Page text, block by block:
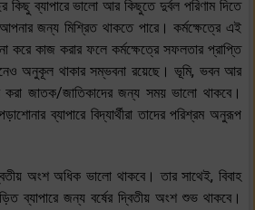
ব্যাপারে ভালো আর কিছুতে দুর্বল পরিণাম দিতে
জন্য মিশ্রিত থাকতে পারে। কর্মক্ষেত্রে এই
করে কাজ করার ফলে কর্মক্ষেত্রে সফলতার প্রাপ্তি
অনুকূল থাকার সম্ভবনা রয়েছে। ভূমি, ভবন আর
করা জাতক/জাতিকাদের জন্য সময় ভালো থাকবে।
ব্যাপারে বিদ্যার্থীরা তাদের পরিশ্রম অনুরূপ
অংশ অধিক ভালো থাকবে। তার সাথেই, বিবাহ
ব্যাপারে জন্য বর্ষের দ্বিতীয় অংশ শুভ থাকবে।